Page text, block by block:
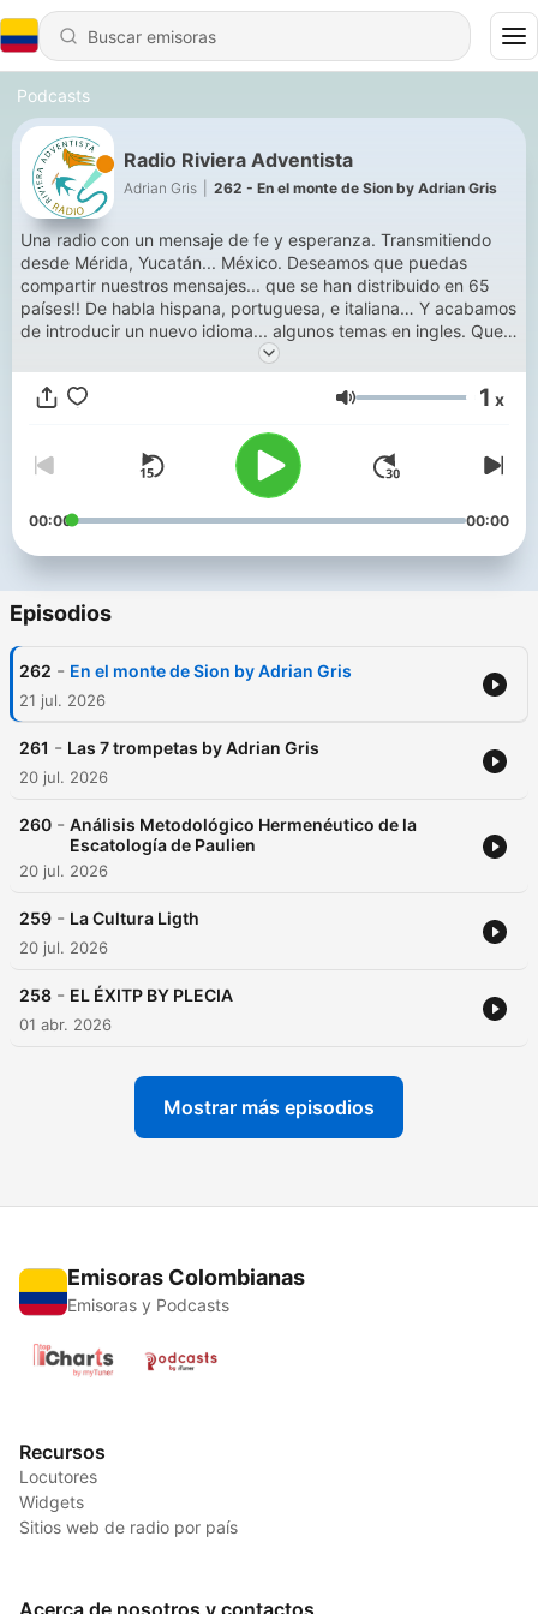
Podcasts
Radio Riviera Adventista
Adrian Gris 262 - En el monte de Sion by Adrian Gris
Una radio con un mensaje de fe y esperanza. Transmitiendo
desde Mérida, Yucatán... México. Deseamos que puedas
compartir nuestros mensajes... que se han distribuido en 65
países!! De habla hispana, portuguesa, e italiana… Y acabamos
de introducir un nuevo idioma... algunos temas en ingles. Que
Dios continúe bendiciendo este proyecto de la Radio Riviera
Adventista. Saludos Ptr. Oscar Adrian Gris Nechar
Volumen 1 x
00:00 00:00
Episodios
262 - En el monte de Sion by Adrian Gris
21 jul. 2026
261 - Las 7 trompetas by Adrian Gris
20 jul. 2026
260 - Análisis Metodológico Hermenéutico de la
Escatología de Paulien
20 jul. 2026
259 - La Cultura Ligth
20 jul. 2026
258 - EL ÉXITP BY PLECIA
01 abr. 2026
Mostrar más episodios
Emisoras Colombianas
Emisoras y Podcasts
Recursos
Locutores
Widgets
Sitios web de radio por país